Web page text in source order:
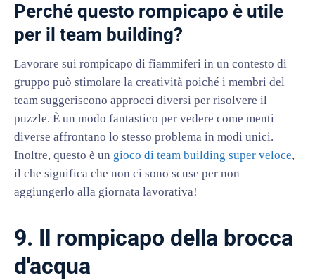
Perché questo rompicapo è utile
per il team building?
Lavorare sui rompicapo di fiammiferi in un contesto di
gruppo può stimolare la creatività poiché i membri del
team suggeriscono approcci diversi per risolvere il
puzzle. È un modo fantastico per vedere come menti
diverse affrontano lo stesso problema in modi unici.
Inoltre, questo è un gioco di team building super veloce,
il che significa che non ci sono scuse per non
aggiungerlo alla giornata lavorativa!
9. Il rompicapo della brocca
d'acqua